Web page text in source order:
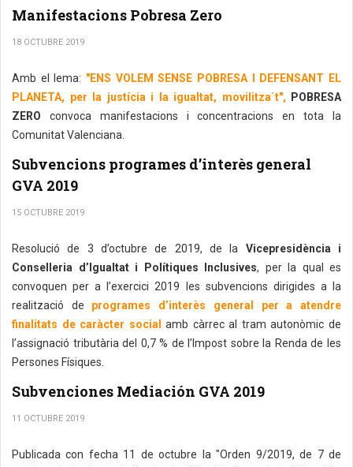
Manifestacions Pobresa Zero
18 OCTUBRE 2019
Amb el lema: "ENS VOLEM SENSE POBRESA I DEFENSANT EL
PLANETA, per la justícia i la igualtat, movilitza´t",
POBRESA
ZERO convoca manifestacions i concentracions en tota la
Comunitat Valenciana.
Subvencions programes d’interès general
GVA 2019
15 OCTUBRE 2019
Resolució de 3 d’octubre de 2019, de la Vicepresidència i
Conselleria d’Igualtat i Polítiques Inclusives, per la qual es
convoquen per a l’exercici 2019 les subvencions dirigides a la
realització de programes d’interès general per a atendre
finalitats de caràcter socialamb càrrec al tram autonòmic de
l’assignació tributària del 0,7 % de l’Impost sobre la Renda de les
Persones Físiques.
Subvenciones Mediación GVA 2019
11 OCTUBRE 2019
Publicada con fecha 11 de octubre la "Orden 9/2019, de 7 de